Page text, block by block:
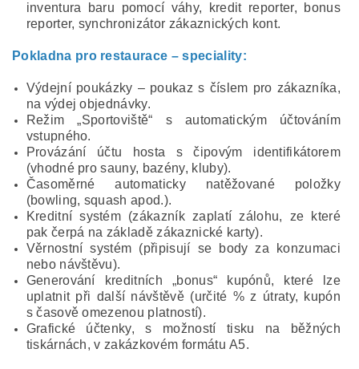
inventura baru pomocí váhy, kredit reporter, bonus
reporter, synchronizátor zákaznických kont.
Pokladna pro restaurace – speciality:
Výdejní poukázky – poukaz s číslem pro zákazníka,
na výdej objednávky.
Režim „Sportoviště“ s automatickým účtováním
vstupného.
Provázání účtu hosta s čipovým identifikátorem
(vhodné pro sauny, bazény, kluby).
Časoměrné automaticky natěžované položky
(bowling, squash apod.).
Kreditní systém (zákazník zaplatí zálohu, ze které
pak čerpá na základě zákaznické karty).
Věrnostní systém (připisují se body za konzumaci
nebo návštěvu).
Generování kreditních „bonus“ kupónů, které lze
uplatnit při další návštěvě (určité % z útraty, kupón
s časově omezenou platností).
Grafické účtenky, s možností tisku na běžných
tiskárnách, v zakázkovém formátu A5.